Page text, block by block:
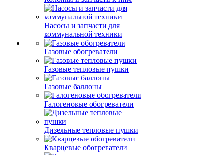
Насосы и запчасти для
коммунальной техники
Газовые обогреватели
Газовые тепловые пушки
Газовые баллоны
Галогеновые обогреватели
Дизельные тепловые пушки
Кварцевые обогреватели